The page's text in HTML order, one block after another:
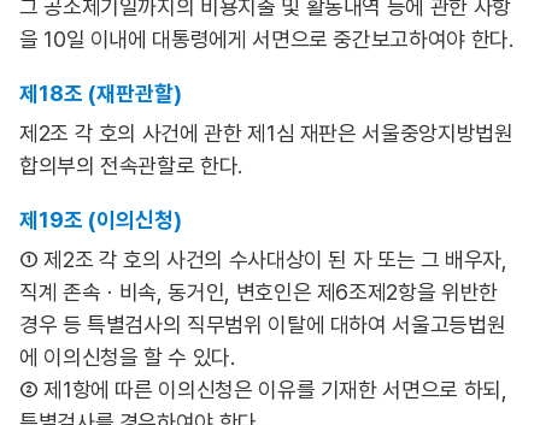
그 공소제기일까지의 비용지출 및 활동내역 등에 관한 사항
을 10일 이내에 대통령에게 서면으로 중간보고하여야 한다.
제18조 (재판관할)
제2조 각 호의 사건에 관한 제1심 재판은 서울중앙지방법원
합의부의 전속관할로 한다.
제19조 (이의신청)
① 제2조 각 호의 사건의 수사대상이 된 자 또는 그 배우자,
직계 존속ㆍ비속, 동거인, 변호인은 제6조제2항을 위반한
경우 등 특별검사의 직무범위 이탈에 대하여 서울고등법원
에 이의신청을 할 수 있다.
② 제1항에 따른 이의신청은 이유를 기재한 서면으로 하되,